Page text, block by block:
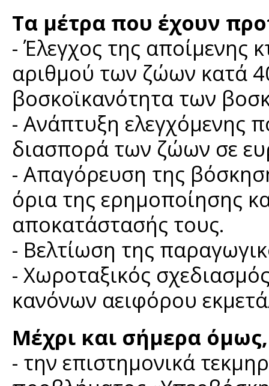
Τα μέτρα που έχουν
- Έλεγχος της αποίμενης
αριθμού των ζώων κατά
βοσκοϊκανότητα των
- Ανάπτυξη ελεγχόμενης
διασπορά των ζώων σε
- Απαγόρευση της
όρια της ερημοποίησης
αποκατάστασής τους.
- Βελτίωση της
- Χωροταξικός
κανόνων αειφόρου
Μέχρι και σήμερα
- την επιστημονικά